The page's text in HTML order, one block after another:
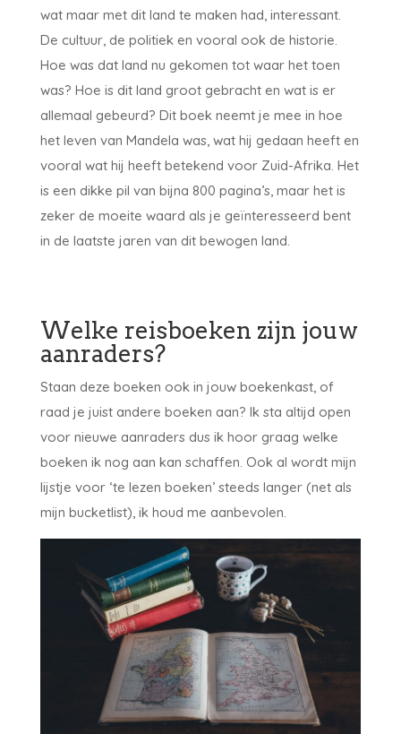
wat maar met dit land te maken had, interessant.
De cultuur, de politiek en vooral ook de historie.
Hoe was dat land nu gekomen tot waar het toen
was? Hoe is dit land groot gebracht en wat is er
allemaal gebeurd? Dit boek neemt je mee in hoe
het leven van Mandela was, wat hij gedaan heeft en
vooral wat hij heeft betekend voor Zuid-Afrika. Het
is een dikke pil van bijna 800 pagina’s, maar het is
zeker de moeite waard als je geïnteresseerd bent
in de laatste jaren van dit bewogen land.
Welke reisboeken zijn jouw
aanraders?
Staan deze boeken ook in jouw boekenkast, of
raad je juist andere boeken aan? Ik sta altijd open
voor nieuwe aanraders dus ik hoor graag welke
boeken ik nog aan kan schaffen. Ook al wordt mijn
lijstje voor ‘te lezen boeken’ steeds langer (net als
mijn bucketlist), ik houd me aanbevolen.